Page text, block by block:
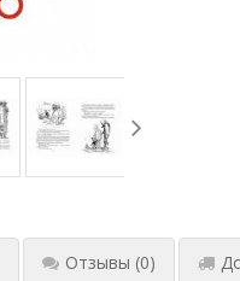
Отзывы (0)